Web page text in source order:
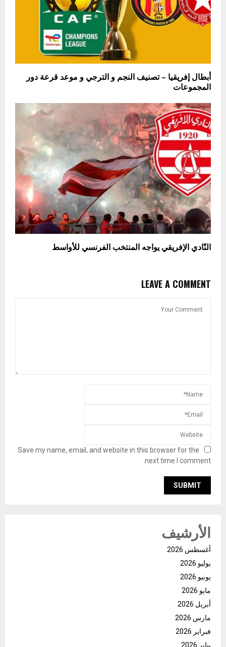
أبطال إفريقيا – تصنيف النجم و الترجي و موعد قرعة دور
المجموعات
النّادي الإفريقي يواجه المنتخب الفرنسي للأواسط
LEAVE A COMMENT
Save my name, email, and website in this browser for the
next time I comment.
الأرشيف
أغسطس 2026
يوليو 2026
يونيو 2026
مايو 2026
أبريل 2026
مارس 2026
فبراير 2026
يناير 2026